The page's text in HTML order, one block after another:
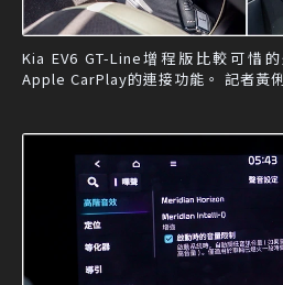
Kia EV6 GT-Line增程版比較可惜
Apple CarPlay的連接功能。 記者黃